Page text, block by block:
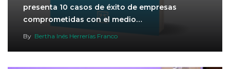
presenta 10 casos de éxito de empresas
comprometidas con el medio…
By Bertha Inés Herrerías Franco